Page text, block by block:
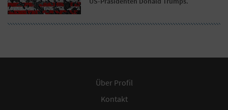
Über Profil
Kontakt